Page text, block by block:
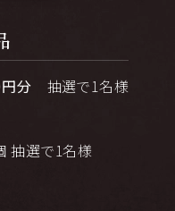
分 抽選で1名様
抽選で1名様